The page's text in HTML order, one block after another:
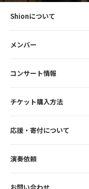
Shionについて
メンバー
コンサート情報
チケット購入方法
応援・寄付について
演奏依頼